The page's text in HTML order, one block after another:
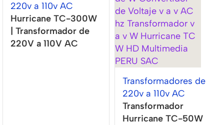
220v a 110v AC
Hurricane TC-300W
| Transformador de
220V a 110V AC
Transformadores de
220v a 110v AC
Transformador
Hurricane TC-50W